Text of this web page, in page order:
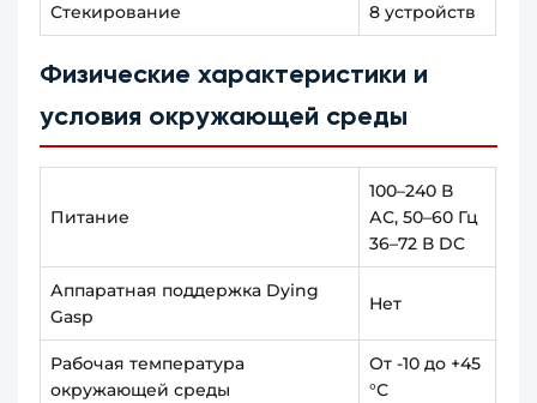
Стекирование 8 устройств
Физические характеристики и
условия окружающей среды
Питание
100–240 В
АС, 50–60 Гц
36–72 В DC
Аппаратная поддержка Dying
Gasp
Нет
Рабочая температура
окружающей среды
От -10 до +45
°С